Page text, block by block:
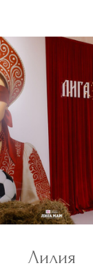
Лилия